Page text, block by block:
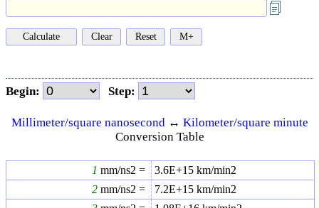
Begin: Step:
Millimeter/square nanosecond↔ Kilometer/square minute
Conversion Table
1 mm/ns2 = 3.6E+15 km/min2
2 mm/ns2 = 7.2E+15 km/min2